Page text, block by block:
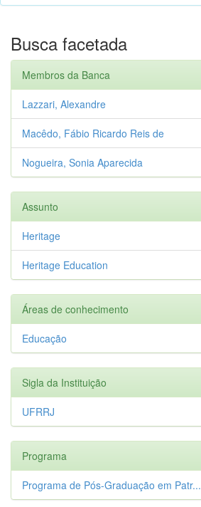
Busca facetada
Membros da Banca
Lazzari, Alexandre
Macêdo, Fábio Ricardo Reis de
Nogueira, Sonia Aparecida
Assunto
Heritage
Heritage Education
Áreas de conhecimento
Educação
Sigla da Instituição
UFRRJ
Programa
Programa de Pós-Graduação em Patr...